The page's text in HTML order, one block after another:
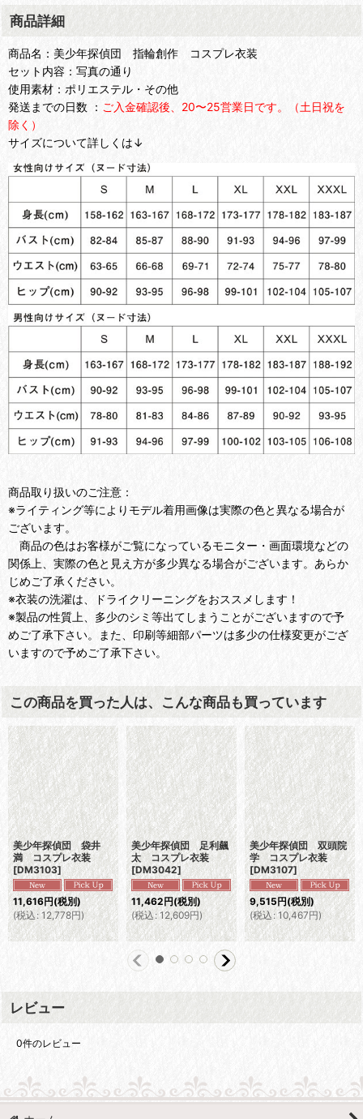
商品詳細
商品名：美少年探偵団 指輪創作 コスプレ衣装
セット内容：写真の通り
使用素材：ポリエステル・その他
発送までの日数 ： ご入金確認後、20〜25営業日です。（土日祝を
除く）
サイズについて詳しくは↓
商品取り扱いのご注意：
※ライティング等によりモデル着用画像は実際の色と異なる場合が
ございます。
商品の色はお客様がご覧になっているモニター・画面環境などの
関係上、実際の色と見え方が多少異なる場合がございます。あらか
じめご了承ください。
※衣装の洗濯は、ドライクリーニングをおススメします！
※製品の性質上、多少のシミ等出てしまうことがございますので予
めご了承下さい。また、印刷等細部パーツは多少の仕様変更がござ
いますので予めご了承下さい。
この商品を買った人は、こんな商品も買っています
美少年探偵団 袋井
満 コスプレ衣装
[DM3103]
11,616円(税別)
(税込 : 12,778円)
美少年探偵団 足利飆
太 コスプレ衣装
[DM3042]
11,462円(税別)
(税込 : 12,609円)
美少年探偵団 双頭院
学 コスプレ衣装
[DM3107]
9,515円(税別)
(税込 : 10,467円)
レビュー
0件のレビュー